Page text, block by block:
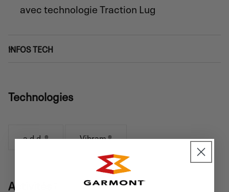
avec technologie Traction Lug
INFOS TECH
Technologies
a.d.d. ® Vibram ®
Activités